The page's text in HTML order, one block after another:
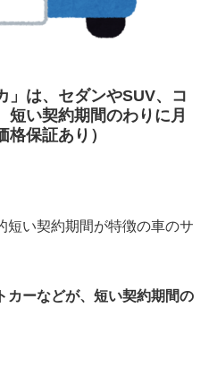
」は、セダンやSUV、コ
短い契約期間のわりに月
保証あり）
短い契約期間が特徴の車のサ
カーなどが、短い契約期間の